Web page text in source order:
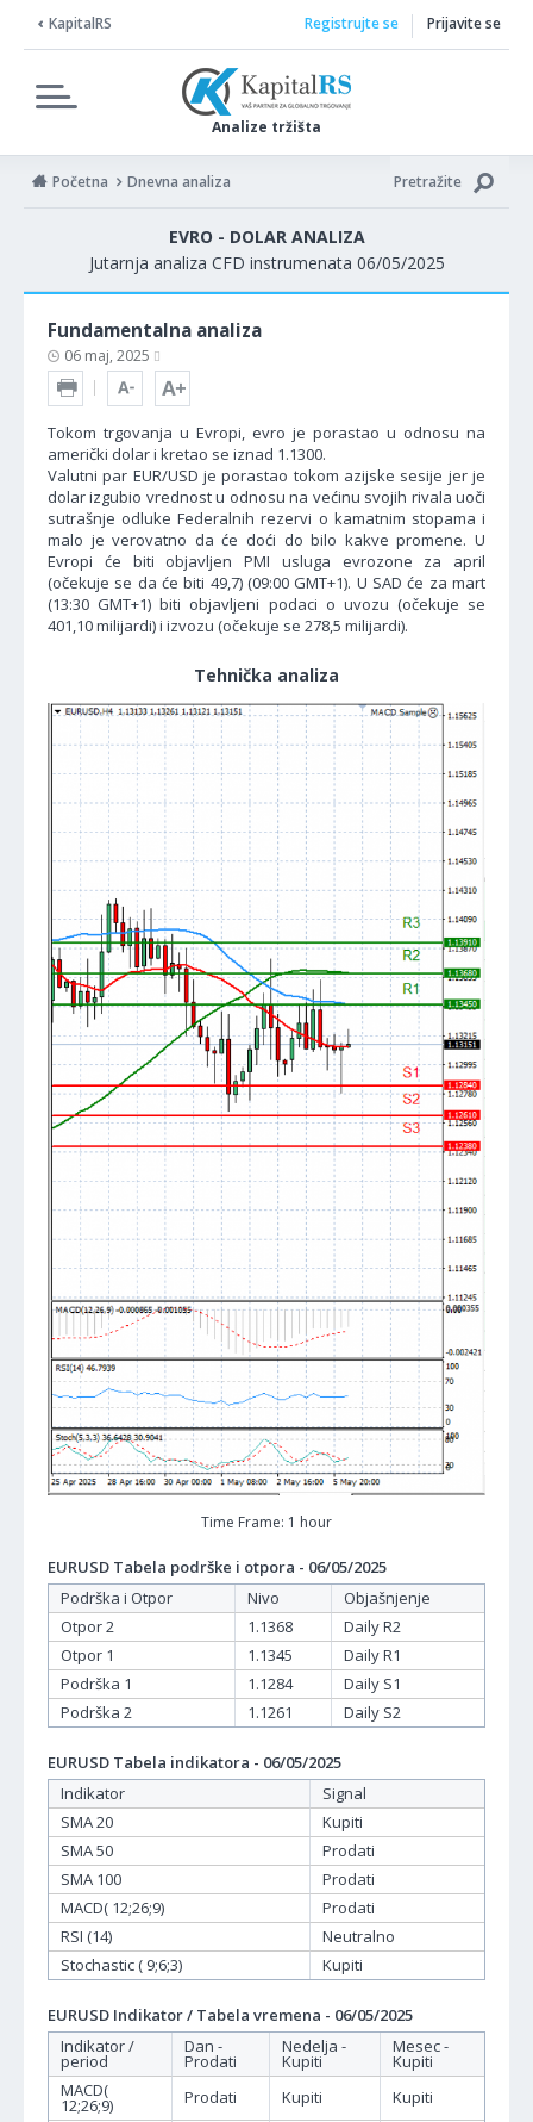
KapitalRS
Analize tržišta
Registrujte se Prijavite se
Početna Dnevna analiza Pretražite
EVRO - DOLAR ANALIZA
Jutarnja analiza CFD instrumenata 06/05/2025
Fundamentalna analiza
06 maj, 2025
Tokom trgovanja u Evropi, evro je porastao u odnosu na
američki dolar i kretao se iznad 1.1300.
Valutni par EUR/USD je porastao tokom azijske sesije jer je
dolar izgubio vrednost u odnosu na većinu svojih rivala uoči
sutrašnje odluke Federalnih rezervi o kamatnim stopama i
malo je verovatno da će doći do bilo kakve promene. U
Evropi će biti objavljen PMI usluga evrozone za april
(očekuje se da će biti 49,7) (09:00 GMT+1). U SAD će za mart
(13:30 GMT+1) biti objavljeni podaci o uvozu (očekuje se
401,10 milijardi) i izvozu (očekuje se 278,5 milijardi).
Tehnička analiza
Time Frame: 1 hour
EURUSD Tabela podrške i otpora - 06/05/2025
Podrška i Otpor
Nivo
Objašnjenje
Otpor 2
1.1368
Daily R2
Otpor 1
1.1345
Daily R1
Podrška 1
1.1284
Daily S1
Podrška 2
1.1261 Daily S2
EURUSD Tabela indikatora - 06/05/2025
Indikator
Signal
SMA 20
Kupiti
SMA 50
Prodati
SMA 100
Prodati
MACD( 12;26;9)
Prodati
RSI (14)
Neutralno
Stochastic ( 9;6;3)
Kupiti
EURUSD Indikator / Tabela vremena - 06/05/2025
Indikator /
period
Dan -
Prodati
Nedelja -
Kupiti
Mesec -
Kupiti
MACD(
12;26;9) Prodati Kupiti
Kupiti